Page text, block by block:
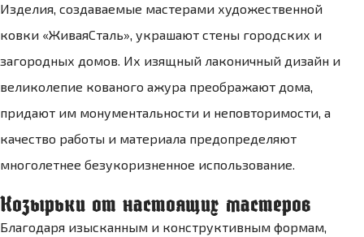
Изделия, создаваемые мастерами художественной
ковки «ЖиваяCталь», украшают стены городских и
загородных домов. Их изящный лаконичный дизайн и
великолепие кованого ажура преображают дома,
придают им монументальности и неповторимости, а
качество работы и материала предопределяют
многолетнее безукоризненное использование.
Козырьки от настоящих мастеров
Благодаря изысканным и конструктивным формам,